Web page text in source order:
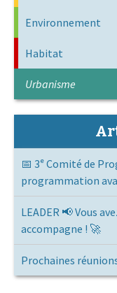
Environnement
Habitat
Urbanisme
📅 3ᵉ Comité de
programmation
LEADER 📢 Vous
accompagne ! 🚀
Prochaines